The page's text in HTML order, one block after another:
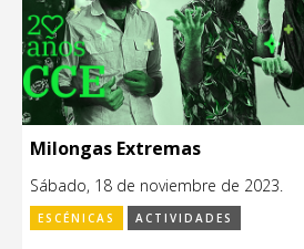
Milongas Extremas
Sábado, 18 de noviembre de 2023.
ESCÉNICAS ACTIVIDADES